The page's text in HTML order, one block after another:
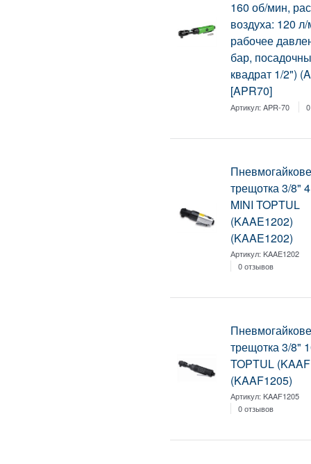
160 об/мин,
воздуха: 120
рабочее
бар,
квадрат 1/2")
[APR70]
Артикул:APR-70
трещотка 3/8"
MINI TOPTUL
(KAAE1202)
(KAAE1202)
Артикул:KAAE1202
0 отзывов
трещотка 3/8"
TOPTUL
(KAAF1205)
Артикул:KAAF1205
0 отзывов